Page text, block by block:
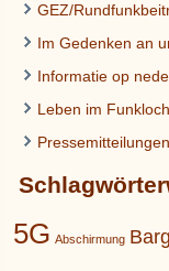
GEZ/
Im Gedenken an
Informatie op
Leben im Funkloch
Pressemitteilungen
5G Abschirmung